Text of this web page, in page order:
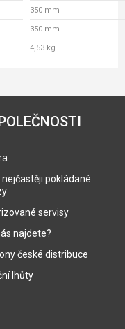
350 mm
350 mm
4,53 kg
nejčastěji pokládané
servisy
najdete?
české distribuce
lhůty